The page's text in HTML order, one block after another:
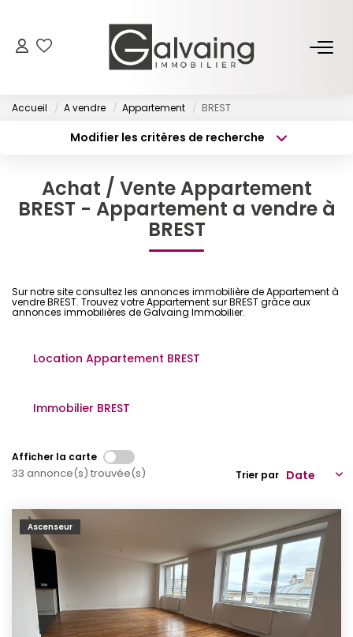
À Vendre
À Louer
PROGRAMMES NEUFS
ESTIMER
GESTION LOCATIVE
Nous Rejoindre
Nos Actualités
ESPACE CLIENT
Gestion Locative
Mon Compte
Accueil A vendre Appartement BREST
Modifier les critères de recherche
Sélectionnez...
Type de bien
Surface min
Achat / Vente Appartement
BREST - Appartement a vendre à
BREST
Sur notre site consultez les annonces immobilière de Appartement à
vendre BREST. Trouvez votre Appartement sur BREST grâce aux
annonces immobilières de Galvaing Immobilier.
Location Appartement BREST
Immobilier BREST
Afficher la carte
33 annonce(s) trouvée(s) Trier par
Ascenseur